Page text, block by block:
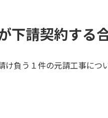
下請契約する
け負う１件の元請工事につ